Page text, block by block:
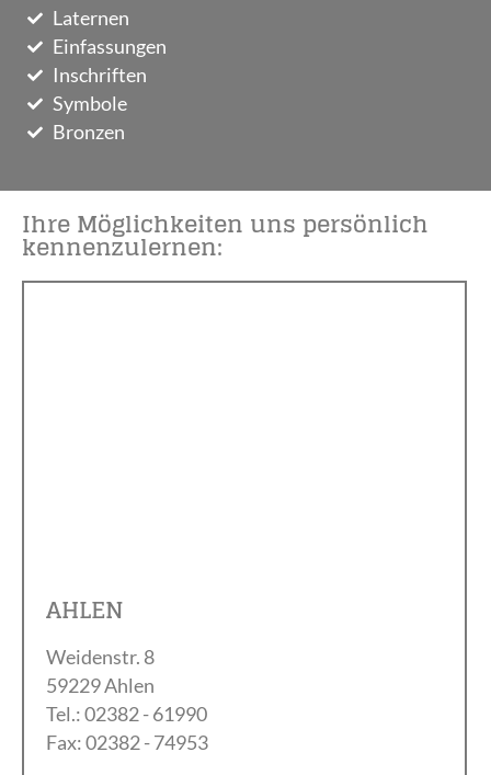
Laternen
Einfassungen
Inschriften
Symbole
Bronzen
Ihre Möglichkeiten uns persönlich
kennenzulernen:
AHLEN
Weidenstr. 8
59229 Ahlen
Tel.: 02382 - 61990
Fax: 02382 - 74953